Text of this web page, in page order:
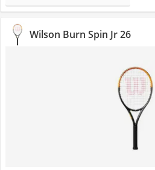
Wilson Burn Spin Jr 26